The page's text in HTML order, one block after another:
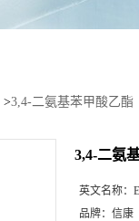
>3,4-二氨基苯甲酸乙酯
3,4-二氨
英文名称：
品牌： 信康